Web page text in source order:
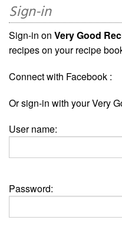
Sign-in
Sign-in on Very Good
recipes on your recipe
Connect with Facebook :
Or sign-in with your Very
User name:
Password: